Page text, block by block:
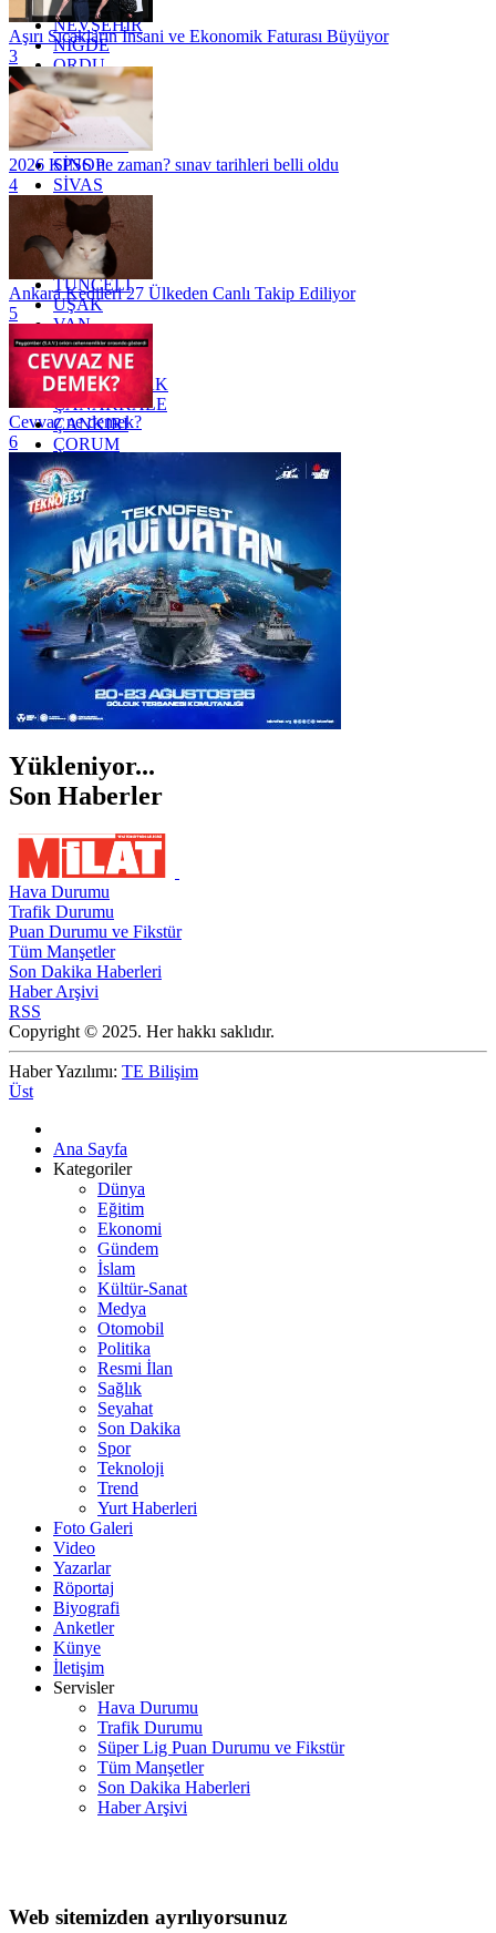
MUŞ
NEVŞEHİR
NİĞDE
ORDU
OSMANİYE
RİZE
SAKARYA
SAMSUN
SİNOP
SİVAS
SİİRT
TEKİRDAĞ
TOKAT
TRABZON
TUNCELİ
UŞAK
VAN
YALOVA
YOZGAT
ZONGULDAK
ÇANAKKALE
ÇANKIRI
ÇORUM
İSTANBUL
İZMİR
ŞANLIURFA
ŞIRNAK
Aşırı Sıcakların İnsani ve Ekonomik Faturası Büyüyor
3
2026 KPSS ne zaman? sınav tarihleri belli oldu
4
Ankara Kedileri 27 Ülkeden Canlı Takip Ediliyor
5
Cevvaz ne demek?
6
Yükleniyor...
Son Haberler
Hava Durumu
Trafik Durumu
Puan Durumu ve Fikstür
Tüm Manşetler
Son Dakika Haberleri
Haber Arşivi
RSS
Copyright © 2025. Her hakkı saklıdır.
Haber Yazılımı: TE Bilişim
Üst
Ana Sayfa
Kategoriler
Dünya
Eğitim
Ekonomi
Gündem
İslam
Kültür-Sanat
Medya
Otomobil
Politika
Resmi İlan
Sağlık
Seyahat
Son Dakika
Spor
Teknoloji
Trend
Yurt Haberleri
Foto Galeri
Video
Yazarlar
Röportaj
Biyografi
Anketler
Künye
İletişim
Servisler
Hava Durumu
Trafik Durumu
Süper Lig Puan Durumu ve Fikstür
Tüm Manşetler
Son Dakika Haberleri
Haber Arşivi
Web sitemizden ayrılıyorsunuz